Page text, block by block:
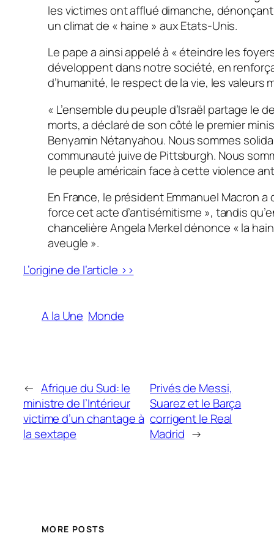
les victimes ont afflué dimanche,
un climat de « haine » aux Etats-Unis.
Le pape a ainsi appelé à « éteindre les
développent dans notre société, en
d’humanité, le respect de la vie, les valeurs
« L’ensemble du peuple d’Israël partage le
morts, a déclaré de son côté le premier
Benyamin Nétanyahou. Nous sommes
communauté juive de Pittsburgh. Nous
le peuple américain face à cette violence
En France, le président Emmanuel Macron a
force cet acte d’antisémitisme », tandis
chancelière Angela Merkel dénonce « la
aveugle ».
L’origine de l’article >>
A la Une Monde
← Afrique du Sud: le
ministre de l’Intérieur
victime d’un chantage à
la sextape
Privés de Messi,
Suarez et le Barça
corrigent le Real
Madrid →
MORE POSTS